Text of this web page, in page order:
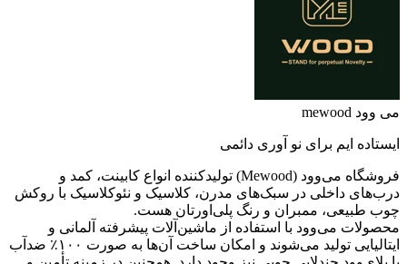
می وود mewood
ایستاده ایم برای نو آوری دائمی
فروشگاه می‌وود (Mewood) تولیدکننده انواع کابینت، کمد و
درب‌های داخلی در سبک‌های مدرن، کلاسیک و نئوکلاسیک با روکش
چوب طبیعی، ممبران و رنگ پلی‌اورتان هست.
محصولات می‌وود با استفاده از ماشین‌آلات پیشرفته آلمانی و
ایتالیایی تولید می‌شوند و امکان ساخت آن‌ها به صورت ۱۰۰٪ ضدآب